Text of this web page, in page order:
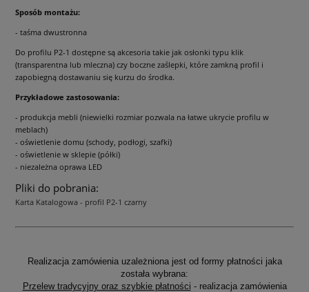
Sposób montażu:
- taśma dwustronna
Do profilu P2-1 dostępne są akcesoria takie jak osłonki typu klik
(transparentna lub mleczna) czy boczne zaślepki, które zamkną profil i
zapobiegną dostawaniu się kurzu do środka.
Przykładowe zastosowania:
- produkcja mebli (niewielki rozmiar pozwala na łatwe ukrycie profilu w
meblach)
- oświetlenie domu (schody, podłogi, szafki)
- oświetlenie w sklepie (półki)
- niezależna oprawa LED
Pliki do pobrania:
Karta Katalogowa - profil P2-1 czarny
Realizacja zamówienia uzależniona jest od formy płatności jaka
została wybrana:
Przelew tradycyjny oraz szybkie płatności - realizacja zamówienia